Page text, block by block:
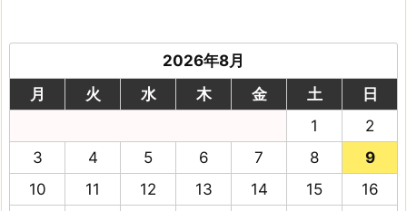
2026年8月
月
火 水 木 金 土
日
1
2
3
4 5 6 7 8
9
10
11 12 13 14 15
16